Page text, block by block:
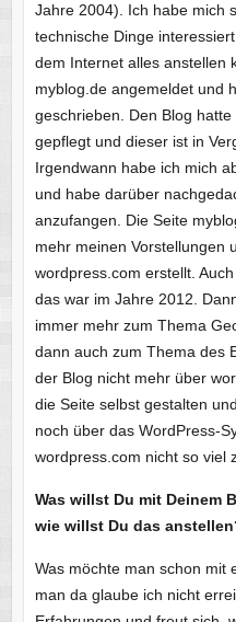
Jahre 2004). Ich habe mich
technische Dinge
dem Internet alles anstellen
myblog.de angemeldet und
geschrieben. Den Blog
gepflegt und dieser ist in
Irgendwann habe ich mich
und habe darüber
anzufangen. Die Seite
mehr meinen Vorstellungen
wordpress.com erstellt.
das war im Jahre 2012.
immer mehr zum Thema
dann auch zum Thema des
der Blog nicht mehr über
die Seite selbst gestalten
noch über das WordPress-
wordpress.com nicht so viel
Was willst Du mit Deinem
wie willst Du das
Was möchte man schon mit
man da glaube ich nicht